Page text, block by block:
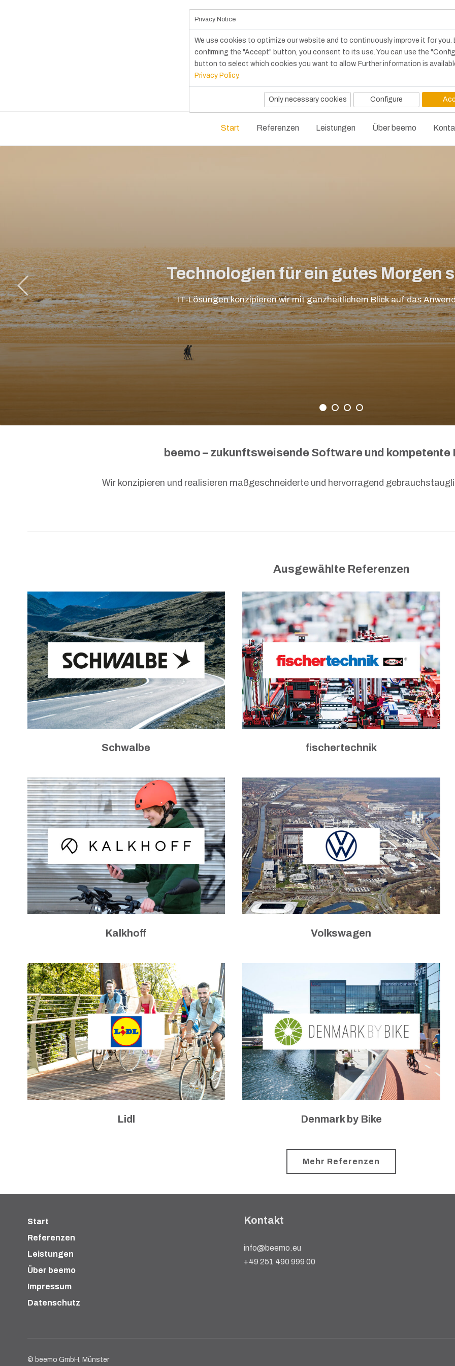
Start Referenzen Leistungen Über beemo
Technologien für ein gutes Morgen
IT-Lösungen konzipieren wir mit ganz­heitlichem Blick auf das
beemo – zukunftsweisende Software und
Wir konzipieren und realisieren maßgeschneiderte und hervorragend
Ausgewählte Referenzen
Schwalbe fischertechnik
Kalkhoff Volkswagen
Lidl Denmark by Bike
Mehr Referenzen
Start
Referenzen
Leistungen
Über beemo
Impressum
Datenschutz
Kontakt
info@beemo.eu
+49 251 490 999 00
© beemo GmbH, Münster
Privacy Notice
We use cookies to optimize our website and to continuously improve it for you.
confirming the "Accept" button, you consent to its use. You can use the
button to select which cookies you want to allow. Further information is
Privacy Policy.
Only necessary cookies Configure